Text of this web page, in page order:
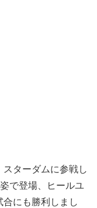
ターダムに参戦し
で登場、ヒールユ
にも勝利しまし